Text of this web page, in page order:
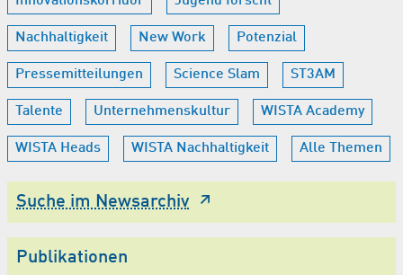
Nachhaltigkeit New Work Potenzial
Pressemitteilungen Science Slam ST3AM
Talente Unternehmenskultur WISTA Academy
WISTA Heads WISTA Nachhaltigkeit Alle Themen
Suche im Newsarchiv
Publikationen